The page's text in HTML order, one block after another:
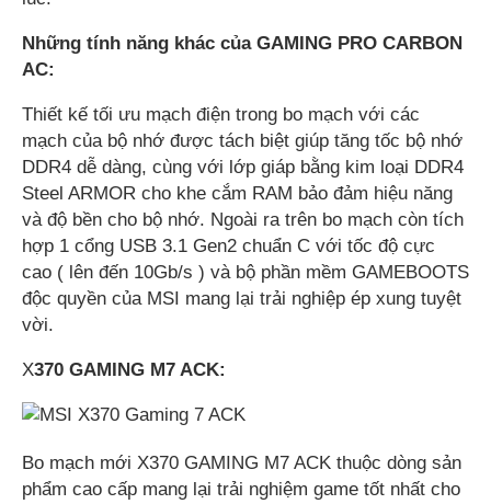
Những tính năng khác của GAMING PRO CARBON
AC:
Thiết kế tối ưu mạch điện trong bo mạch với các
mạch của bộ nhớ được tách biệt giúp tăng tốc bộ nhớ
DDR4 dễ dàng, cùng với lớp giáp bằng kim loại DDR4
Steel ARMOR cho khe cắm RAM bảo đảm hiệu năng
và độ bền cho bộ nhớ. Ngoài ra trên bo mạch còn tích
hợp 1 cổng USB 3.1 Gen2 chuẩn C với tốc độ cực
cao ( lên đến 10Gb/s ) và bộ phần mềm GAMEBOOTS
độc quyền của MSI mang lại trải nghiệp ép xung tuyệt
vời.
X370 GAMING M7 ACK:
Bo mạch mới X370 GAMING M7 ACK thuộc dòng sản
phẩm cao cấp mang lại trải nghiệm game tốt nhất cho